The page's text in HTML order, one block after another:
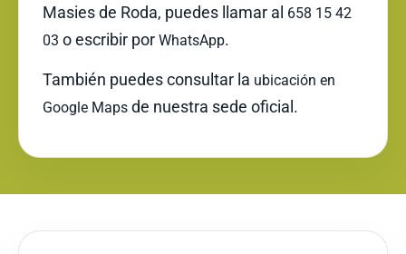
Masies de Roda, puedes llamar al 658 15 42
03 o escribir por WhatsApp.
También puedes consultar la ubicación en
Google Maps de nuestra sede oficial.